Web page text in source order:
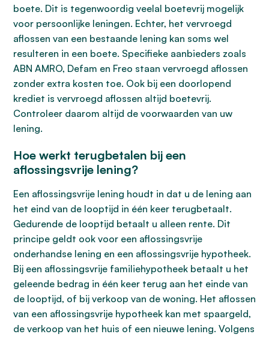
boete. Dit is tegenwoordig veelal boetevrij mogelijk
voor persoonlijke leningen. Echter, het vervroegd
aflossen van een bestaande lening kan soms wel
resulteren in een boete. Specifieke aanbieders zoals
ABN AMRO, Defam en Freo staan vervroegd aflossen
zonder extra kosten toe. Ook bij een doorlopend
krediet is vervroegd aflossen altijd boetevrij.
Controleer daarom altijd de voorwaarden van uw
lening.
Hoe werkt terugbetalen bij een
aflossingsvrije lening?
Een aflossingsvrije lening houdt in dat u de lening aan
het eind van de looptijd in één keer terugbetaalt.
Gedurende de looptijd betaalt u alleen rente. Dit
principe geldt ook voor een aflossingsvrije
onderhandse lening en een aflossingsvrije hypotheek.
Bij een aflossingsvrije familiehypotheek betaalt u het
geleende bedrag in één keer terug aan het einde van
de looptijd, of bij verkoop van de woning. Het aflossen
van een aflossingsvrije hypotheek kan met spaargeld,
de verkoop van het huis of een nieuwe lening. Volgens